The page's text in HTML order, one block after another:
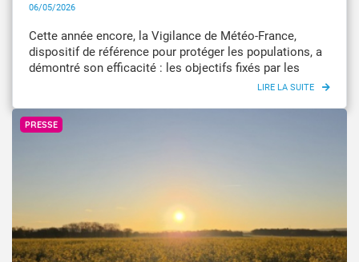
06/05/2026
Cette année encore, la Vigilance de Météo-France,
dispositif de référence pour protéger les populations, a
démontré son efficacité : les objectifs fixés par les
autorités ont tous été atteints. La quasi-totalité des
ont fait l’objet d’une Vigilance orange ou rouge, avec un
taux de détection de 99,3 % dépassant l’objectif fixé par
moyenne de 115), soit environ 1 jour sur 3.
PRESSE
Infoclimat / Téléphérique